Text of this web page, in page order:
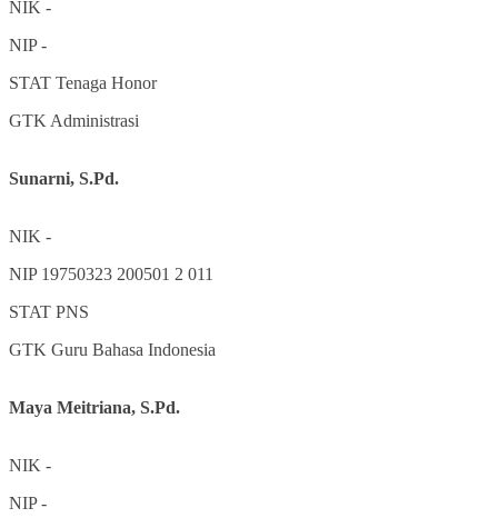
NIK -
NIP-
STAT Tenaga Honor
GTK Administrasi
Sunarni, S.Pd.
NIK -
NIP 19750323 200501 2 011
STAT PNS
GTK Guru Bahasa Indonesia
Maya Meitriana, S.Pd.
NIK -
NIP-